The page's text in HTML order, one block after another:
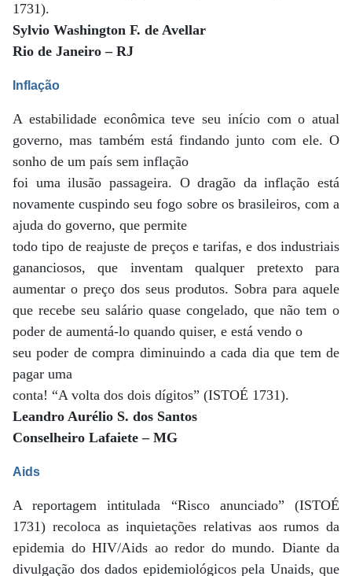
1731).
Sylvio Washington F. de Avellar
Rio de Janeiro – RJ
Inflação
A estabilidade econômica teve seu início com o atual
governo, mas também está findando junto com ele. O
sonho de um país sem inflação
foi uma ilusão passageira. O dragão da inflação está
novamente cuspindo seu fogo sobre os brasileiros, com a
ajuda do governo, que permite
todo tipo de reajuste de preços e tarifas, e dos industriais
gananciosos, que inventam qualquer pretexto para
aumentar o preço dos seus produtos. Sobra para aquele
que recebe seu salário quase congelado, que não tem o
poder de aumentá-lo quando quiser, e está vendo o
seu poder de compra diminuindo a cada dia que tem de
pagar uma
conta! “A volta dos dois dígitos” (ISTOÉ 1731).
Leandro Aurélio S. dos Santos
Conselheiro Lafaiete – MG
Aids
A reportagem intitulada “Risco anunciado” (ISTOÉ
1731) recoloca as inquietações relativas aos rumos da
epidemia do HIV/Aids ao redor do mundo. Diante da
divulgação dos dados epidemiológicos pela Unaids, que